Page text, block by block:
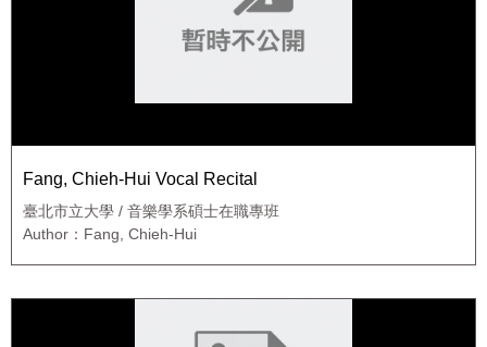
Fang, Chieh-Hui Vocal Recital
臺北市立大學 / 音樂學系碩士在職專班
Author：Fang, Chieh-Hui